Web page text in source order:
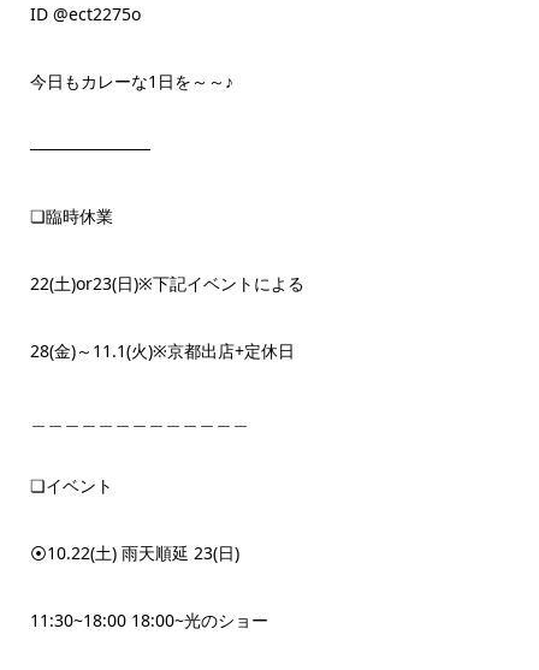
ID @ect2275o
今日もカレーな1日を～～♪
──────────
❏臨時休業
22(土)or23(日)※下記イベントによる
28(金)～11.1(火)※京都出店+定休日
❏イベント
⦿10.22(土) 雨天順延 23(日)
11:30~18:00 18:00~光のショー